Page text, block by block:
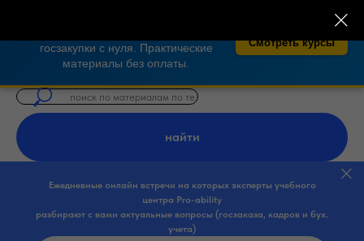
×
госзакупки с нуля. Практические
материалы без оплаты.
Смотреть курсы
найти
Ежедневные онлайн встречи на которых эксперты учебного
центра Pro-ability
разбирают с вами актуальные вопросы (госзаказа, кадров и бух.
учета)